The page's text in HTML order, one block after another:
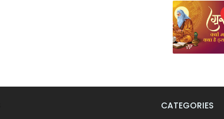
CATEGORIES